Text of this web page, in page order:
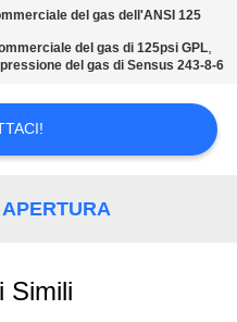
del gas dell'ANSI 125
del gas di 125psi GPL,
del gas di Sensus 243-8-6
Simili